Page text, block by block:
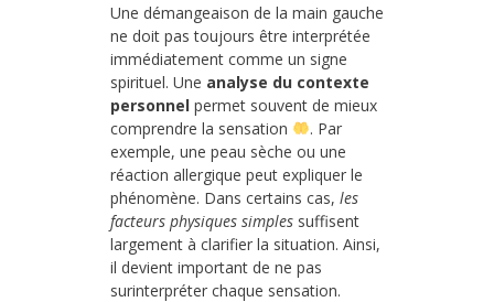
Une démangeaison de la main gauche
ne doit pas toujours être interprétée
immédiatement comme un signe
spirituel. Une analyse du contexte
personnel permet souvent de mieux
comprendre la sensation
. Par
exemple, une peau sèche ou une
réaction allergique peut expliquer le
phénomène. Dans certains cas, les
facteurs physiques simples suffisent
largement à clarifier la situation. Ainsi,
il devient important de ne pas
surinterpréter chaque sensation.